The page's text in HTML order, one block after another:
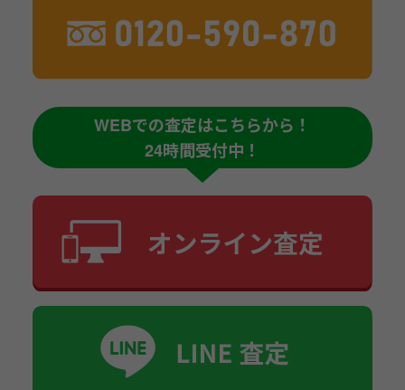
WEBでの査定はこちらから！
24時間受付中！